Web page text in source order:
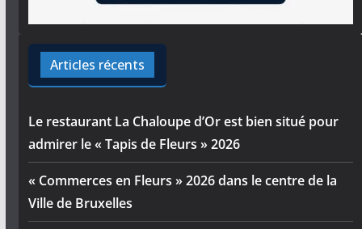
Articles récents
Le restaurant La Chaloupe d’Or est bien situé pour
admirer le « Tapis de Fleurs » 2026
« Commerces en Fleurs » 2026 dans le centre de la
Ville de Bruxelles